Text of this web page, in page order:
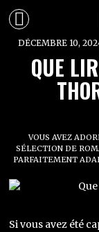
DÉCEMBRE 10,
QUE
VOUS AVEZ
SÉLECTION DE
PARFAITEMENT
Si vous avez été